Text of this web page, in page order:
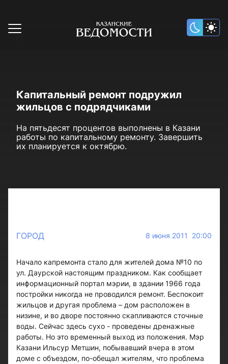
Капитальный ремонт подружил
жильцов с подрядчиками
На пятьдесят процентов выполнены в Казани
работы по капитальному ремонту. Завершить
их планируется к октябрю.
ГОРОД 8 июня 2011 20:00
Начало капремонта стало для жителей дома №10 по
ул. Даурской настоящим праздником. Как сообщает
информационный портал мэрии, в здании 1966 года
постройки никогда не проводился ремонт. Беспокоит
жильцов и другая проблема – дом расположен в
низине, и во дворе постоянно скапливаются сточные
воды. Сейчас здесь сухо - проведены дренажные
работы. Но это временный выход из положения. Мэр
Казани Ильсур Метшин, побывавший вчера в этом
доме с объездом, по-обещал жителям, что проблема